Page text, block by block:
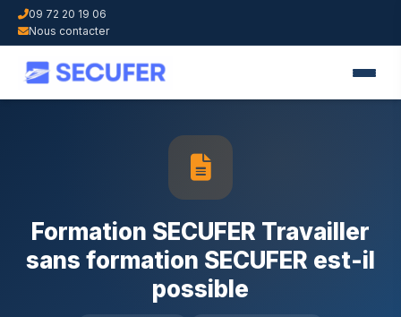
09 72 20 19 06
Nous contacter
Formation SECUFER Travailler
sans formation SECUFER est-il
possible